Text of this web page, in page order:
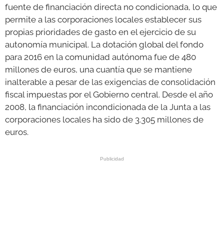
fuente de financiación directa no condicionada, lo que
permite a las corporaciones locales establecer sus
propias prioridades de gasto en el ejercicio de su
autonomía municipal. La dotación global del fondo
para 2016 en la comunidad autónoma fue de 480
millones de euros, una cuantía que se mantiene
inalterable a pesar de las exigencias de consolidación
fiscal impuestas por el Gobierno central. Desde el año
2008, la financiación incondicionada de la Junta a las
corporaciones locales ha sido de 3.305 millones de
euros.